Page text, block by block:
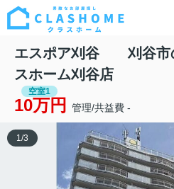
エスポア刈谷 刈谷市
スホーム刈谷店
空室1
10万円 管理/共益費 -
1/3